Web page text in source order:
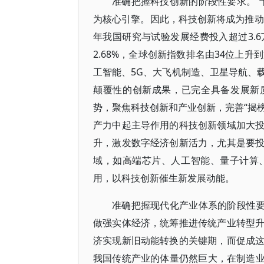
为核心引擎。因此，科技创新将成为推
年我国研究与试验发展经费投入超过
2.68%，全球创新指数排名由34位上升
工智能、5G、大飞机制造、卫星导航、
颠覆性的创新成果，已完全具备发展
势，聚焦科技创新和产业创新，完善“揭
产力中起主导作用的科技创新领域加大
升，激发数字经济创新活力，尤其是要
域，如高端芯片、人工智能、量子计
用，以科技创新催生新发展动能。
准确把握现代化产业体系的阶段性
做强实体经济，统筹推进传统产业转型
济实现新旧动能转换的关键期，而促成
我国传统产业的体量仍然巨大，在制造